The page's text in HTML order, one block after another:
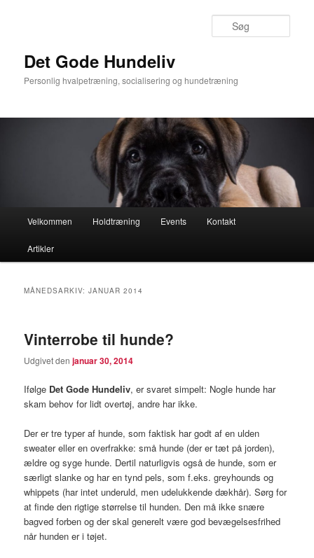
Det Gode Hundeliv
Personlig hvalpetræning, socialisering og hundetræning
Fortsæt
til
Fortsæt
til
Velkommen Holdtræning Events Kontakt
Artikler
MÅNEDSARKIV:JANUAR 2014
Vinterrobe til hunde?
Udgivet denjanuar 30, 2014
Ifølge Det Gode Hundeliv, er svaret simpelt: Nogle hunde har
skam behov for lidt overtøj, andre har ikke.
Der er tre typer af hunde, som faktisk har godt af en ulden
sweater eller en overfrakke: små hunde (der er tæt på jorden),
ældre og syge hunde. Dertil naturligvis også de hunde, som er
særligt slanke og har en tynd pels, som f.eks. greyhounds og
whippets (har intet underuld, men udelukkende dækhår). Sørg for
at finde den rigtige størrelse til hunden. Den må ikke snære
bagved forben og der skal generelt være god bevægelsesfrihed
når hunden er i tøjet.